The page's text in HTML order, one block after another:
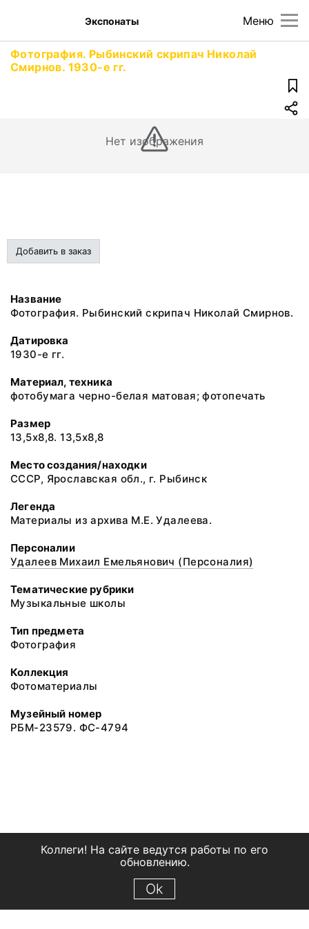
Меню
Экспонаты
Фотография. Рыбинский скрипач Николай
Смирнов. 1930-е гг.
Нет изображения
Добавить в заказ
Название
Фотография. Рыбинский скрипач Николай Смирнов.
Датировка
1930-е гг.
Материал, техника
фотобумага черно-белая матовая; фотопечать
Размер
13,5х8,8. 13,5х8,8
Место создания/находки
СССР, Ярославская обл., г. Рыбинск
Легенда
Материалы из архива М.Е. Удалеева.
Персоналии
Удалеев Михаил Емельянович (Персоналия)
Тематические рубрики
Музыкальные школы
Тип предмета
Фотография
Коллекция
Фотоматериалы
Музейный номер
РБМ-23579. ФС-4794
Коллеги! На сайте ведутся работы по его
обновлению.
Ok